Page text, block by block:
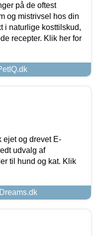
på de oftest
og mistrivsel hos din
i naturlige kosttilskud,
recepter. Klik her for
ejet og drevet E-
udvalg af
til hund og kat. Klik